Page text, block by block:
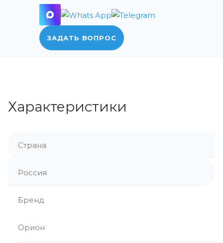
ЗАДАТЬ ВОПРОС
Характеристики
Страна
Россия
Бренд
Орион